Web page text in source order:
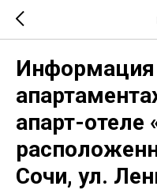
апарт-отеле
Сочи, ул.